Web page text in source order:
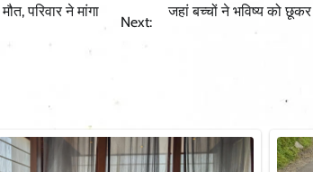
परिवार ने मांगा
Next:
जहां बच्चों ने भविष्य को